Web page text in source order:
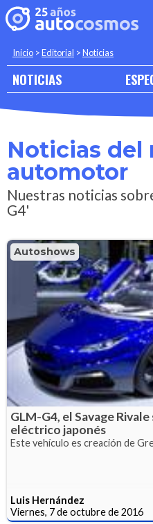
Inicio >Editorial >Noticias
NOTICIAS
Noticias del
automotor
Nuestras noticias
G4'
Autoshows
GLM-G4, el Savage
eléctrico japonés
Este vehículo es creación de
Luis Hernández
Viernes, 7 de octubre de 2016